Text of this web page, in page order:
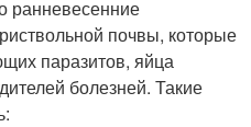
ранневесенние
почвы, которые
паразитов, яйца
болезней. Такие